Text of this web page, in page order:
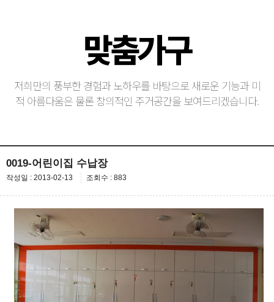
맞춤가구
저희만의 풍부한 경험과 노하우를 바탕으로 새로운 기능과 미
적 아름다움은 물론 창의적인 주거공간을 보여드리겠습니다.
0019-어린이집 수납장
작성일 : 2013-02-13 조회수 : 883